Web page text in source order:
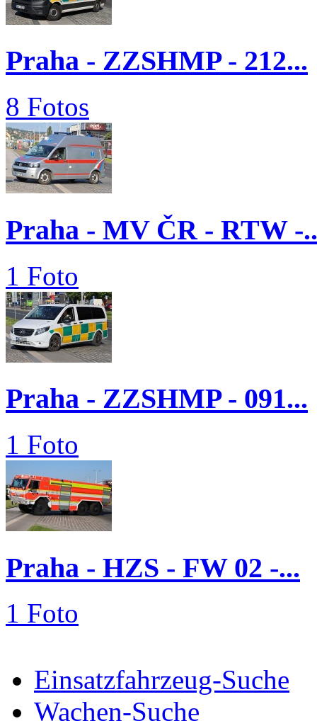
Praha - ZZSHMP - 212...
8 Fotos
Praha - MV ČR - RTW -
1 Foto
Praha - ZZSHMP - 091...
1 Foto
Praha - HZS - FW 02 -...
1 Foto
Einsatzfahrzeug-Suche
Wachen-Suche